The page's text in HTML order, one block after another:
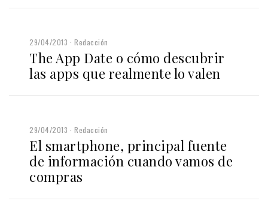
29/04/2013 Redacción
The App Date o cómo descubrir
las apps que realmente lo valen
29/04/2013 Redacción
El smartphone, principal fuente
de información cuando vamos de
compras